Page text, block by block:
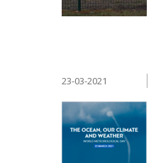
23-03-2021